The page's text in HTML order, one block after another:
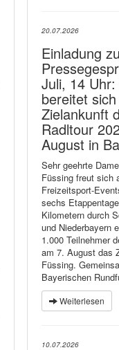
20.07.2026
Einladung
Juli, 14
bereitet
Zielankunft
Radltour
August in
Sehr geehrte
Füssing freut sich
Freizeitsport-
sechs
Kilometern durch
und Niederbayern
1.000 Teilnehmer
am 7. August das
Füssing.
Bayerischen
Weiterlesen
10.07.2026